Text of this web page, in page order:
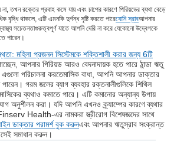
তখন রক্তের প্রবাহ কমে যায় এবং চাপের কারণে পিরিয়ডের ব্যথা বেড়ে
বৃদ্ধি থাকলে, এটি এমনকি দুর্গন্ধ সৃষ্টি করতে পারেযোনি স্রাবআপনার
সচেতনতাগুরুত্বপূর্ণ যাতে আপনি দেরি না করে যেকোনো উদ্বেগকে
পারেন।
মহিলা প্রজনন সিস্টেমকে শক্তিশালী করার জন্য 6টি
আপনার পিরিয়ড আরও বেদনাদায়ক হতে পারে ঠান্ডা ঋতু
পরিচালনা করতেমাসিক বাধা, আপনি আপনার ডাক্তার
গরম জলের ব্যাগ ব্যবহার রক্তনালীগুলিকে শিথিল
ব্যথাও কমাতে পারে। এটি কমানোর অন্যান্য উপায়
অনুশীলন করা। যদি আপনি এখনও ক্র্যাম্পের কারণে ব্যথার
Health-এর নামকরা স্ত্রীরোগ বিশেষজ্ঞদের সাথে
ডাক্তার পরামর্শ বুক করুনএবং আপনার ঋতুস্রাব সংক্রান্ত
সমাধান করুন।